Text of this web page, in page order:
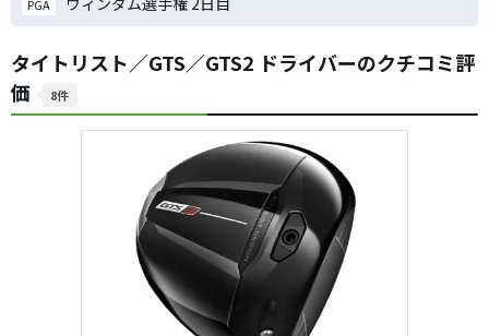
PGA
タイトリスト／GTS／GTS2 ドライバーのクチコミ評
価
8件